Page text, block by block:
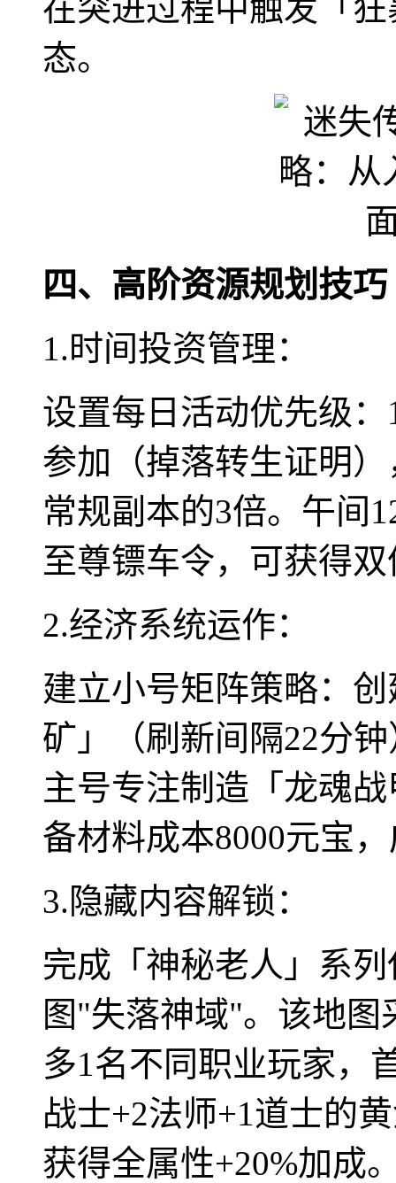
在突进过程中触发「
态。
四、高阶资源规划技巧
1.时间投资管理：
设置每日活动优先级
参加（掉落转生证明
常规副本的3倍。午间
至尊镖车令，可获得
2.经济系统运作：
建立小号矩阵策略：
矿」（刷新间隔22分
主号专注制造「龙魂
备材料成本8000元宝
3.隐藏内容解锁：
完成「神秘老人」系
图"失落神域"。该地
多1名不同职业玩家，
战士+2法师+1道士的
获得全属性+20%加成